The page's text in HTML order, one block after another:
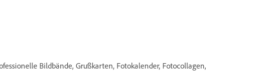
Bildbände, Grußkarten, Fotokalender, Fotocollagen,